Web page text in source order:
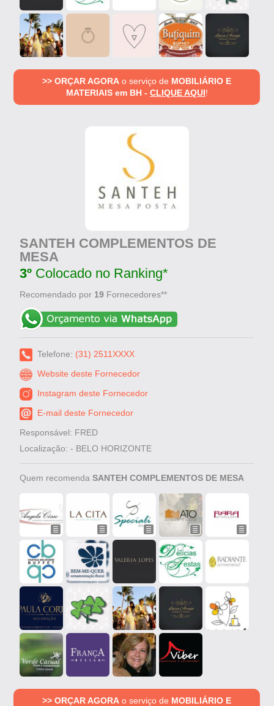
>> ORÇAR AGORA o serviço de MOBILIÁRIO E
MATERIAIS em BH - CLIQUE AQUI!
SANTEH COMPLEMENTOS DE
MESA
3º Colocado no Ranking*
Recomendado por 19 Fornecedores**
Telefone: (31) 2511XXXX
Website deste Fornecedor
Instagram deste Fornecedor
E-mail deste Fornecedor
Responsável: FRED
Localização: - BELO HORIZONTE
Quem recomendaSANTEH COMPLEMENTOS DE MESA
>> ORÇAR AGORA o serviço de MOBILIÁRIO E